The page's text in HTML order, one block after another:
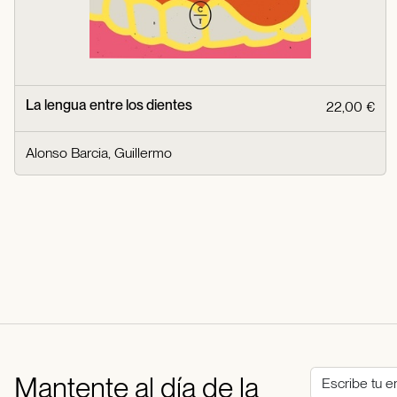
La lengua entre los dientes 22,00 €
Alonso Barcia, Guillermo
Mantente al día de la